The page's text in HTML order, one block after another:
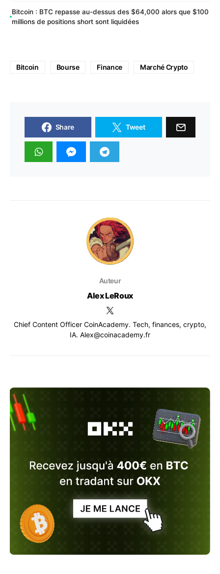
Bitcoin : BTC repasse au-dessus des $64,000 alors que $100
millions de positions short sont liquidées
Bitcoin Bourse Finance Marché Crypto
Share Tweet
Auteur
Alex LeRoux
Chief Content Officer CoinAcademy. Tech, finances, crypto,
IA. Alex@coinacademy.fr